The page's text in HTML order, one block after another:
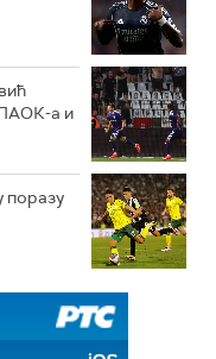
а и
поразу